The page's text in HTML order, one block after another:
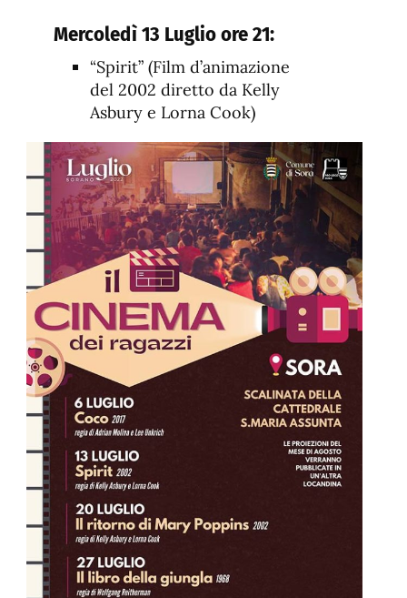
Mercoledì 13 Luglio ore 21:
“Spirit” (Film d’animazione
del 2002 diretto da Kelly
Asbury e Lorna Cook)